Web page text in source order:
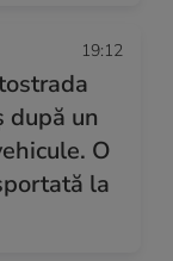
19:12
după un
O
la